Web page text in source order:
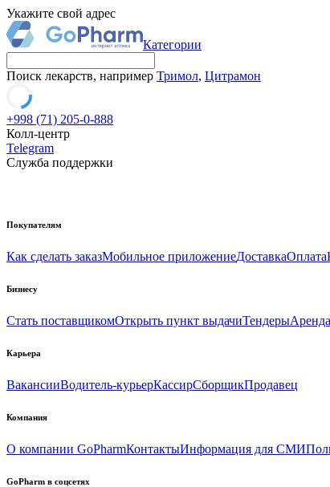
Укажите свой адрес
Категории
Поиск лекарств, например Тримол, Цитрамон
+998 (71) 205-0-888
Колл-центр
Telegram
Служба поддержки
Покупателям
Как сделать заказМобильное приложениеДоставкаОплата
Бизнесу
Стать поставщикомОткрыть пункт выдачиТендерыАренда
Карьера
ВакансииВодитель-курьерКассирСборщикПродавец
Компания
О компании GoPharmКонтактыИнформация для СМИ
GoPharm в соцсетях